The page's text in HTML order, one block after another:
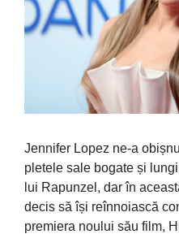
Jennifer Lopez ne-a
pletele sale bogate și
lui Rapunzel, dar în
decis să își reînnoiască
premiera noului său film,